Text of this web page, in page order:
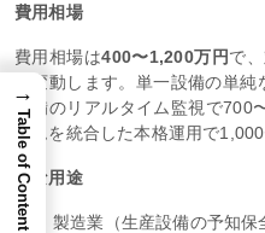
費用相場
費用相場は400〜1,200万円で
て変動します。単一設備の単
設備のリアルタイム監視で
テムを統合した本格運用で
主な用途
製造業（生産設備の予知保
→
Table of Content